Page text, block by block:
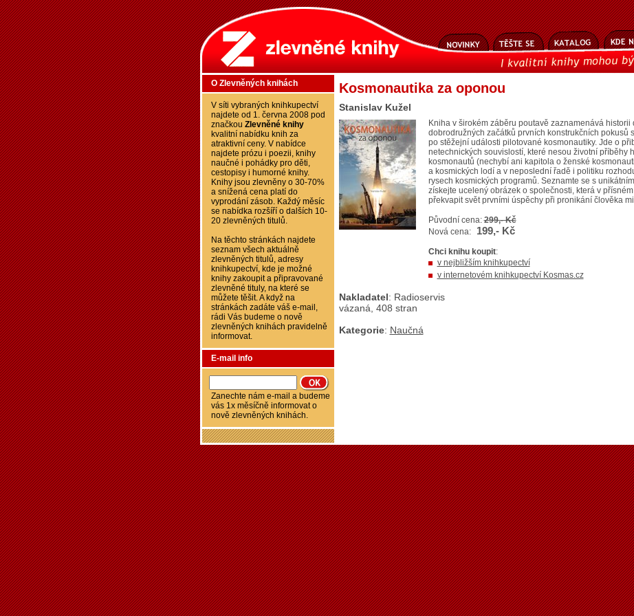
Kosmonautika za oponou
Stanislav Kužel
Kniha v širokém záběru poutavě zaznamenává historii
dobrodružných začátků prvních konstrukčních pokusů
po stěžejní události pilotované kosmonautiky. Jde o
netechnických souvislostí, které nesou životní příběhy
kosmonautů (nechybí ani kapitola o ženské
a kosmických lodí a v neposlední řadě i politiku
rysech kosmických programů. Seznamte se s
získejte ucelený obrázek o společnosti, která v
překvapit svět prvními úspěchy při pronikání člověka
Původní cena:299,- Kč
Nová cena:
199,- Kč
Chci knihu koupit:
v nejbližším knihkupectví
v internetovém knihkupectví Kosmas.cz
Nakladatel: Radioservis
vázaná, 408 stran
Kategorie: Naučná
O Zlevněných knihách
V síti vybraných knihkupectví
najdete od 1. června 2008 pod
značkou Zlevněné knihy
kvalitní nabídku knih za
atraktivní ceny. V nabídce
najdete prózu i poezii, knihy
naučné i pohádky pro děti,
cestopisy i humorné knihy.
Knihy jsou zlevněny o 30-70%
a snížená cena platí do
vyprodání zásob. Každý měsíc
se nabídka rozšíří o dalších 10-
20 zlevněných titulů.
Na těchto stránkách najdete
seznam všech aktuálně
zlevněných titulů, adresy
knihkupectví, kde je možné
knihy zakoupit a připravované
zlevněné tituly, na které se
můžete těšit. A když na
stránkách zadáte váš e-mail,
rádi Vás budeme o nově
zlevněných knihách pravidelně
informovat.
E-mail info
Zanechte nám e-mail a budeme
vás 1x měsíčně informovat o
nově zlevněných knihách.